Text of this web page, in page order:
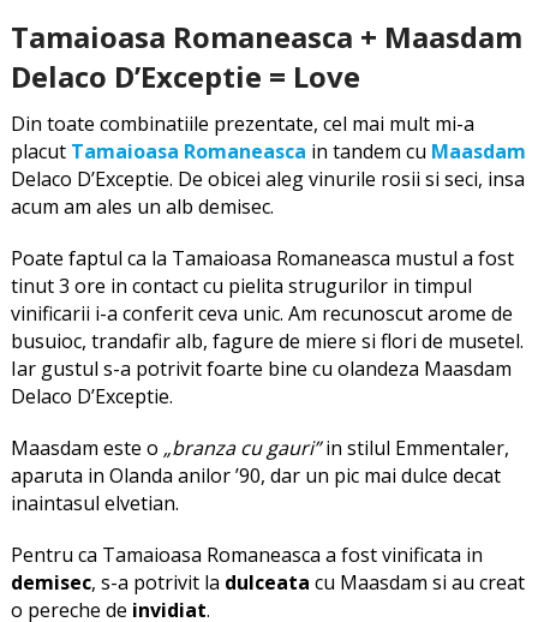
Tamaioasa Romaneasca + Maasdam
Delaco D’Exceptie = Love
Din toate combinatiile prezentate, cel mai mult mi-a
placut Tamaioasa Romaneasca in tandem cu Maasdam
Delaco D’Exceptie. De obicei aleg vinurile rosii si seci, insa
acum am ales un alb demisec.
Poate faptul ca la Tamaioasa Romaneasca mustul a fost
tinut 3 ore in contact cu pielita strugurilor in timpul
vinificarii i-a conferit ceva unic. Am recunoscut arome de
busuioc, trandafir alb, fagure de miere si flori de musetel.
Iar gustul s-a potrivit foarte bine cu olandeza Maasdam
Delaco D’Exceptie.
Maasdam este o „branza cu gauri”in stilul Emmentaler,
aparuta in Olanda anilor ’90, dar un pic mai dulce decat
inaintasul elvetian.
Pentru ca Tamaioasa Romaneasca a fost vinificata in
demisec, s-a potrivit la dulceata cu Maasdam si au creat
o pereche de invidiat.